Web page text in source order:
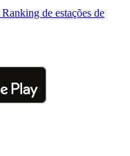
Ranking de estações de